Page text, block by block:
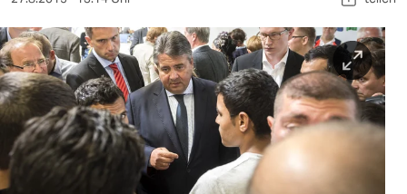
sport
berlin
nord
wahrheit